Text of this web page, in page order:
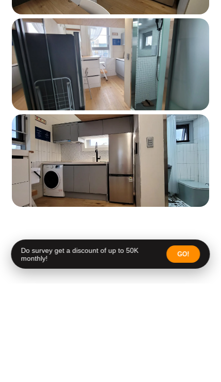
Do survey get a discount of up to 50K
monthly!
GO!